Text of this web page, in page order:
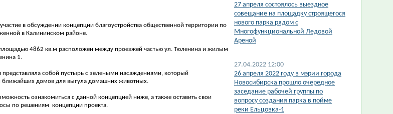
в обсуждении концепции благоустройства общественной территории по
в Калининском районе.
площадью 4862 кв.м расположен между проезжей частью ул. Тюленина и жилым
1.
представляла собой пустырь с зелеными насаждениями, который
ближайших домов для выгула домашних животных.
ознакомиться с данной концепцией ниже, а также оставить свои
по решениям концепции проекта.
27 апреля состоялось выездное
совещание на площадку строящегося
нового парка рядом с
Многофункциональной Ледовой
Ареной
27.04.2022 12:00
26 апреля 2022 году в мэрии города
Новосибирска прошло очередное
заседание рабочей группы по
вопросу создания парка в пойме
реки Ельцовка-1